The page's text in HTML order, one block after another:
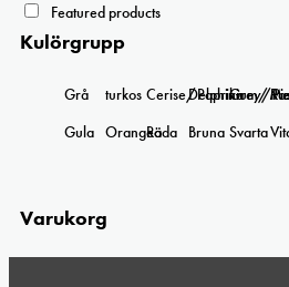
Featured products
Kulörgrupp
Grå turkos Cerise/Paprika
Delphinium/
Grey/
Gula OrangeaRöda Bruna Svarta
Varukorg